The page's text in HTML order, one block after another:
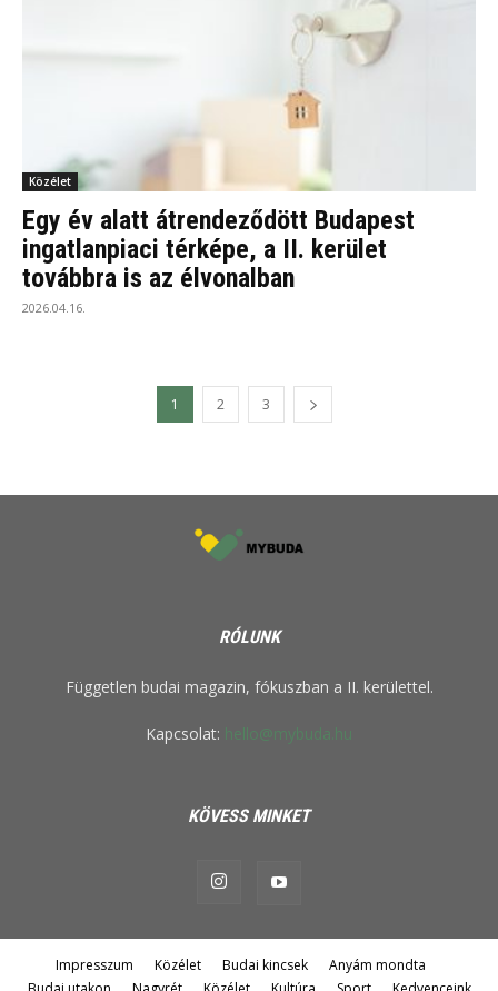
Közélet
Egy év alatt átrendeződött Budapest
ingatlanpiaci térképe, a II. kerület
továbbra is az élvonalban
2026.04.16.
1 2 3
RÓLUNK
Független budai magazin, fókuszban a II. kerülettel.
Kapcsolat: hello@mybuda.hu
KÖVESS MINKET
Impresszum Közélet Budai kincsek
Anyám mondta